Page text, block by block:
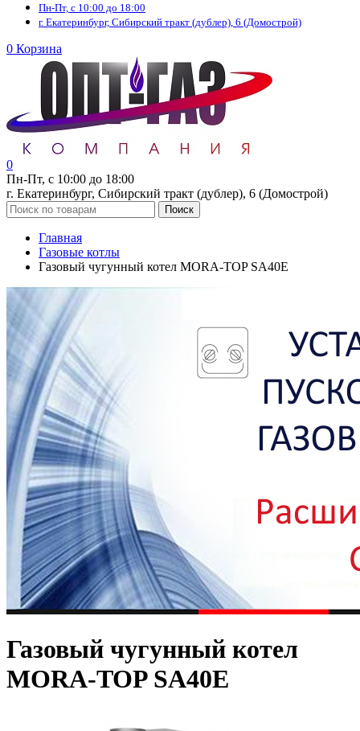
Пн-Пт, с 10:00 до 18:00
г. Екатеринбург, Сибирский тракт (дублер), 6 (Домострой)
0 Корзина
0
Пн-Пт, с 10:00 до 18:00
г. Екатеринбург, Сибирский тракт (дублер), 6 (Домострой)
Поиск
Главная
Газовые котлы
Газовый чугунный котел MORA-TOP SA40E
Газовый чугунный котел
MORA-TOP SA40E